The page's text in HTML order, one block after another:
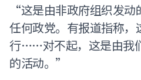
“这是由非政府组织发
任何政党。有报道指称，
行……对不起，这是由我
的活动。”